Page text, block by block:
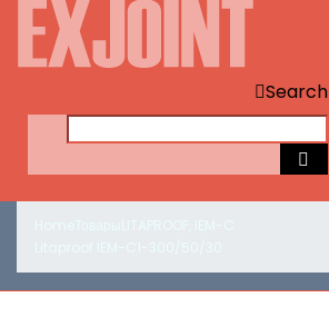
Search